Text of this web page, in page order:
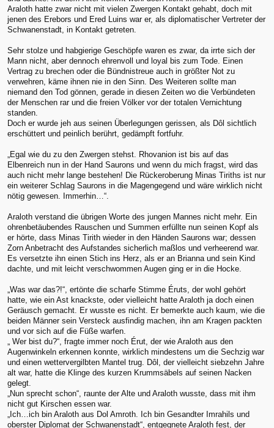
Araloth hatte zwar nicht mit vielen Zwergen Kontakt gehabt, doch mit
jenen des Erebors und Ered Luins war er, als diplomatischer Vertreter der
Schwanenstadt, in Kontakt getreten.
Sehr stolze und habgierige Geschöpfe waren es zwar, da irrte sich der
Mann nicht, aber dennoch ehrenvoll und loyal bis zum Tode. Einen
Vertrag zu brechen oder die Bündnistreue auch in größter Not zu
verwehren, käme ihnen nie in den Sinn. Des Weiteren sollte man
niemand den Tod gönnen, gerade in diesen Zeiten wo die Verbündeten
der Menschen rar und die freien Völker vor der totalen Vernichtung
standen.
Doch er wurde jeh aus seinen Überlegungen gerissen, als Dôl sichtlich
erschüttert und peinlich berührt, gedämpft fortfuhr.
„Egal wie du zu den Zwergen stehst. Rhovanion ist bis auf das
Elbenreich nun in der Hand Saurons und wenn du mich fragst, wird das
auch nicht mehr lange bestehen! Die Rückeroberung Minas Tiriths ist nur
ein weiterer Schlag Saurons in die Magengegend und wäre wirklich nicht
nötig gewesen. Immerhin…“.
Araloth verstand die übrigen Worte des jungen Mannes nicht mehr. Ein
ohrenbetäubendes Rauschen und Summen erfüllte nun seinen Kopf als
er hörte, dass Minas Tirith wieder in den Händen Saurons war; dessen
Zorn Anbetracht des Aufstandes sicherlich maßlos und verheerend war.
Es versetzte ihn einen Stich ins Herz, als er an Brianna und sein Kind
dachte, und mit leicht verschwommen Augen ging er in die Hocke.
„Was war das?!“, ertönte die scharfe Stimme Éruts, der wohl gehört
hatte, wie ein Ast knackste, oder vielleicht hatte Araloth ja doch einen
Geräusch gemacht. Er wusste es nicht. Er bemerkte auch kaum, wie die
beiden Männer sein Versteck ausfindig machen, ihn am Kragen packten
und vor sich auf die Füße warfen.
„ Wer bist du?“, fragte immer noch Érut, der wie Araloth aus den
Augenwinkeln erkennen konnte, wirklich mindestens um die Sechzig war
und einen wettervergilbten Mantel trug. Dôl, der vielleicht siebzehn Jahre
alt war, hatte die Klinge des kurzen Krummsäbels auf seinen Nacken
gelegt.
„Nun sprecht schon“, raunte der Alte und Araloth wusste, dass mit ihm
nicht gut Kirschen essen war.
„Ich…ich bin Araloth aus Dol Amroth. Ich bin Gesandter Imrahils und
oberster Diplomat der Schwanenstadt“, entgegnete Araloth fest, der